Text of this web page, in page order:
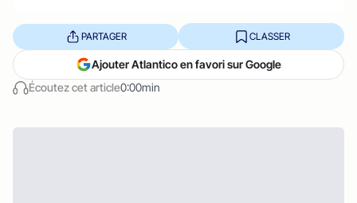
Écoutez cet article0:00min
PARTAGER CLASSER
Ajouter Atlantico en favori sur Google